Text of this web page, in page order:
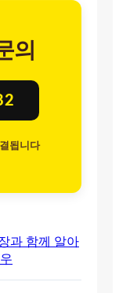
의
됩니다
과 함께 알아